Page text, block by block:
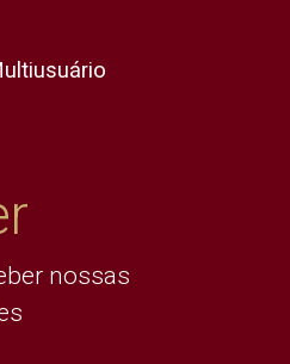
nossas